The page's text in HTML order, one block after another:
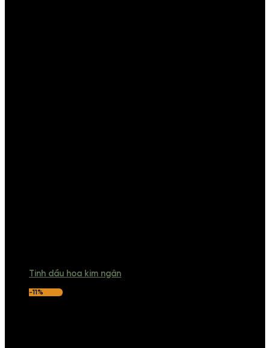
Tinh dầu hoa kim ngân
-11%